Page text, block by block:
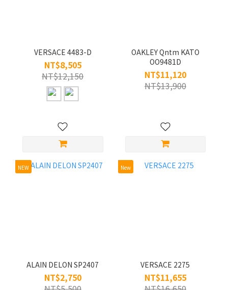
VERSACE 4483-D
NT$8,505
NT$12,150
OAKLEY Qntm KATO
OO9481D
NT$11,120
NT$13,900
NEW
ALAIN DELON SP2407
NT$2,750
New
VERSACE 2275
NT$11,655